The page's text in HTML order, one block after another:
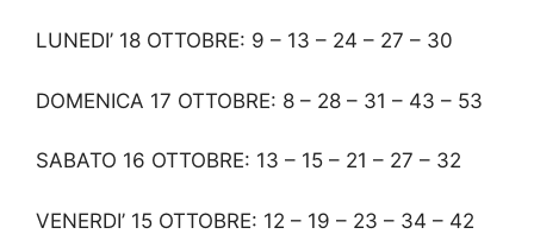
LUNEDI’ 18 OTTOBRE: 9 – 13 – 24 – 27 – 30
DOMENICA 17 OTTOBRE: 8 – 28 – 31 – 43 – 53
SABATO 16 OTTOBRE: 13 – 15 – 21 – 27 – 32
VENERDI’ 15 OTTOBRE: 12 – 19 – 23 – 34 – 42